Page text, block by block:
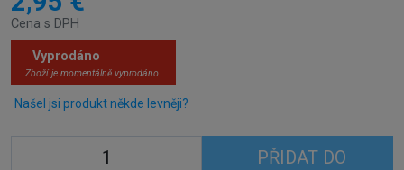
Cena s DPH
Vyprodáno
Zboží je momentálně vyprodáno.
Našel jsi produkt někde levněji?
PŘIDAT DO